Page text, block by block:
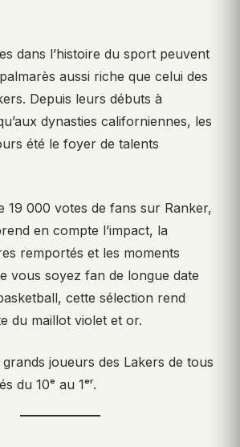
dans l’histoire du sport peuvent
aussi riche que celui des
Depuis leurs débuts à
dynasties californiennes, les
été le foyer de talents
19 000 votes de fans sur Ranker,
en compte l’impact, la
remportés et les moments
vous soyez fan de longue date
cette sélection rend
du maillot violet et or.
joueurs des Lakers de tous
du 10ᵉ au 1ᵉʳ.